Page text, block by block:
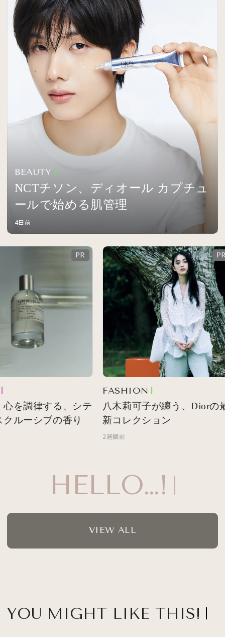
BEAUTY
NCTチソン、ディオール カプチュ
ールで始める肌管理
4日前
HELLO…!
調律する、シテ
ルーシブの香り
FASHION
八木莉可子が纏う、Diorの最
新コレクション
2週間前
VIEW ALL
YOU MIGHT LIKE THIS!